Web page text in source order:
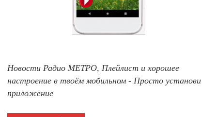
Новости Радио МЕТРО, Плейлист и хорошее
настроение в твоём мобильном - Просто установи
приложение